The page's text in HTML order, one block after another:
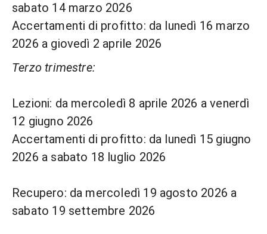
sabato 14 marzo 2026
Accertamenti di profitto: da lunedì 16 marzo
2026 a giovedì 2 aprile 2026
Terzo trimestre:
Lezioni: da mercoledì 8 aprile 2026 a venerdì
12 giugno 2026
Accertamenti di profitto: da lunedì 15 giugno
2026 a sabato 18 luglio 2026
Recupero: da mercoledì 19 agosto 2026 a
sabato 19 settembre 2026